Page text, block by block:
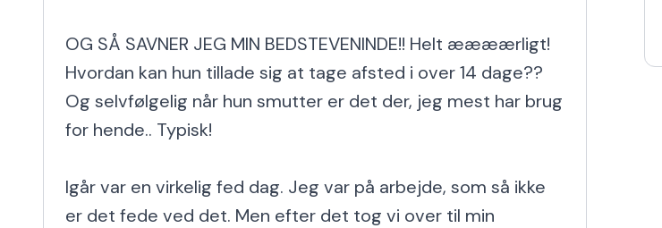
OG SÅ SAVNER JEG MIN BEDSTEVENINDE!! Helt æææærligt!
Hvordan kan hun tillade sig at tage afsted i over 14 dage??
Og selvfølgelig når hun smutter er det der, jeg mest har brug
for hende.. Typisk!
Igår var en virkelig fed dag. Jeg var på arbejde, som så ikke
er det fede ved det. Men efter det tog vi over til min